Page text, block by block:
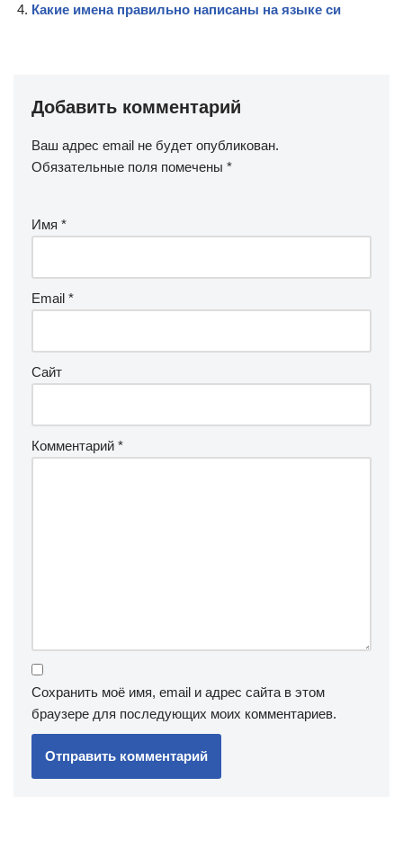
Какие имена правильно написаны на языке си
Добавить комментарий
Ваш адрес email не будет опубликован.
Обязательные поля помечены *
Имя *
Email *
Сайт
Комментарий *
Сохранить моё имя, email и адрес сайта в этом
браузере для последующих моих комментариев.